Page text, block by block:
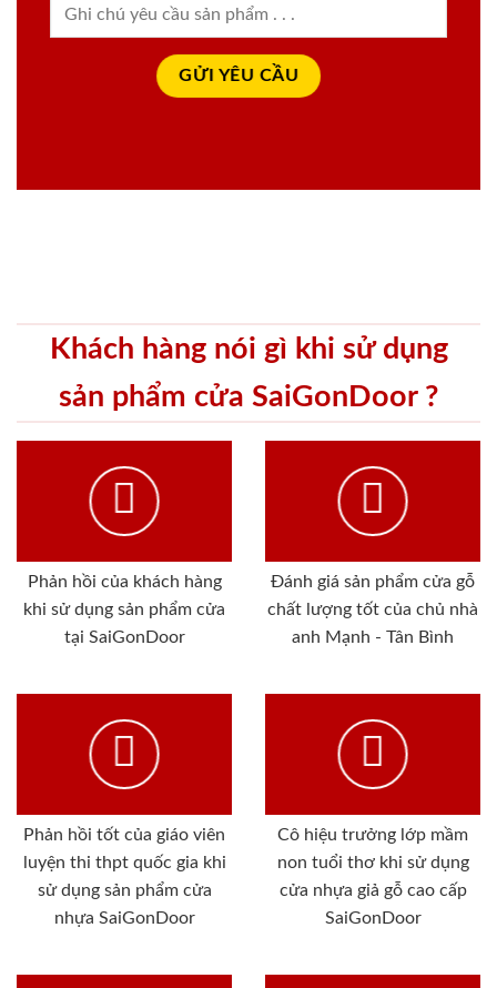
Khách hàng nói gì khi sử dụng
sản phẩm cửa SaiGonDoor ?
Phản hồi của khách hàng
khi sử dụng sản phẩm cửa
tại SaiGonDoor
Đánh giá sản phẩm cửa gỗ
chất lượng tốt của chủ nhà
anh Mạnh - Tân Bình
Phản hồi tốt của giáo viên
luyện thi thpt quốc gia khi
sử dụng sản phẩm cửa
nhựa SaiGonDoor
Cô hiệu trưởng lớp mầm
non tuổi thơ khi sử dụng
cửa nhựa giả gỗ cao cấp
SaiGonDoor